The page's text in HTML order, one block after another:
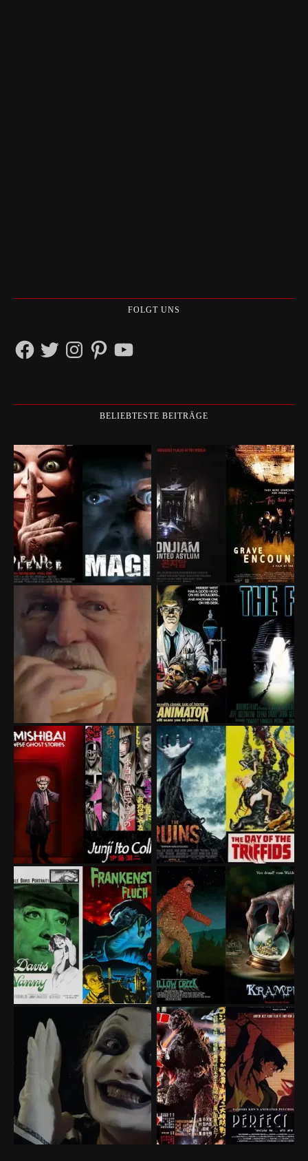
FOLGT UNS
FacebookTwitterInstagramPinterestYouTube
BELIEBTESTE BEITRÄGE